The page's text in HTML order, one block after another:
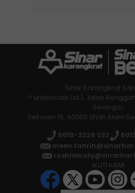
Sinar Karangkraf
!! urldecode Lot 1, Jalan
Selangor,
Seksyen 15, 40000 Shah Alam
6019-2329 032
IKUTI KAMI